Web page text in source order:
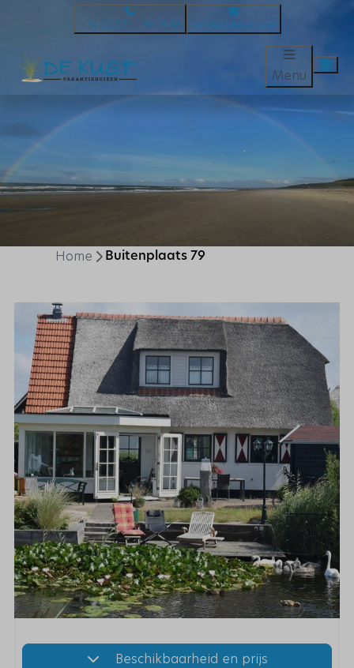
+31 (0) 224 – 58 25 16 info@dekust.com
Menu
Home Buitenplaats 79
Beschikbaarheid en prijs